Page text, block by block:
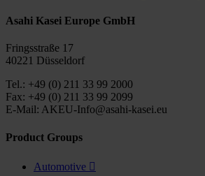
Asahi Kasei Europe GmbH
Fringsstraße 17
40221 Düsseldorf
Tel.: +49 (0) 211 33 99 2000
Fax: +49 (0) 211 33 99 2099
E-Mail: AKEU-Info@asahi-kasei.eu
Product Groups
Automotive 